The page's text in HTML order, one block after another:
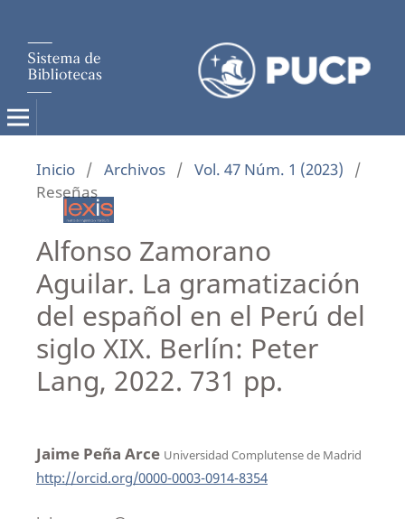
Inicio / Archivos / Vol. 47 Núm. 1 (2023)
/
Reseñas
Alfonso Zamorano
Aguilar. La gramatización
del español en el Perú del
siglo XIX. Berlín: Peter
Lang, 2022. 731 pp.
Jaime Peña Arce Universidad Complutense de Madrid
http://orcid.org/0000-0003-0914-8354